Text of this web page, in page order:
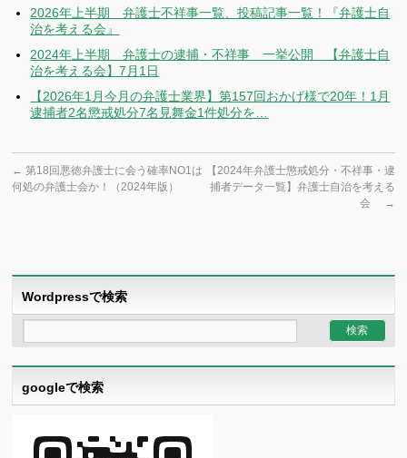
2026年上半期 弁護士不祥事一覧、投稿記事一覧！『弁護士自
治を考える会』
2024年上半期 弁護士の逮捕・不祥事 一挙公開 【弁護士自
治を考える会】7月1日
【2026年1月今月の弁護士業界】第157回おかげ様で20年！1月
逮捕者2名懲戒処分7名見舞金1件処分を…
← 第18回悪徳弁護士に会う確率NO1は
何処の弁護士会か！（2024年版）
【2024年弁護士懲戒処分・不祥事・逮
捕者データ一覧】弁護士自治を考える
会
→
Wordpressで検索
googleで検索